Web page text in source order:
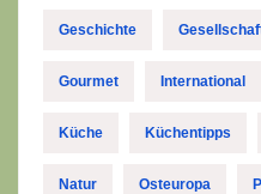
Geschichte
Gourmet International
Küche Küchentipps
Natur Osteuropa